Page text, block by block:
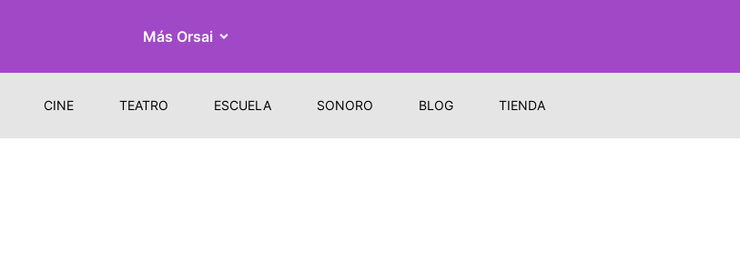
Más Orsai
CINE TEATRO ESCUELA SONORO BLOG TIENDA